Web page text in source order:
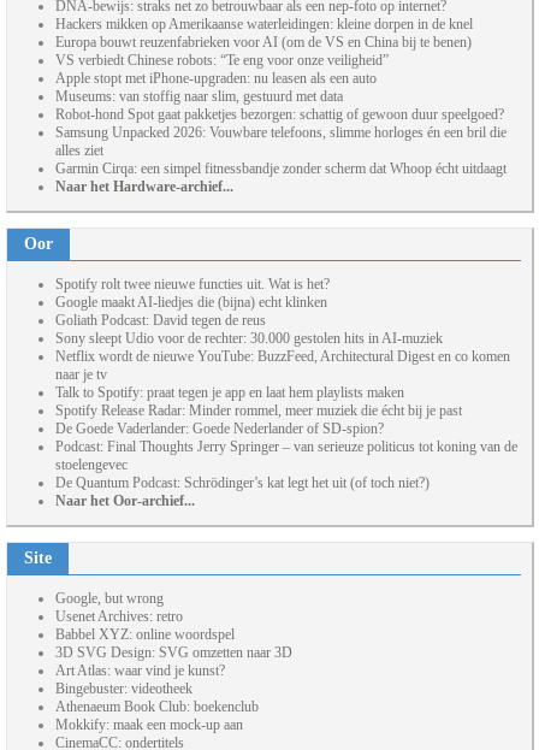
DNA-bewijs: straks net zo betrouwbaar als een nep-foto op internet?
Hackers mikken op Amerikaanse waterleidingen: kleine dorpen in de knel
Europa bouwt reuzenfabrieken voor AI (om de VS en China bij te benen)
VS verbiedt Chinese robots: “Te eng voor onze veiligheid”
Apple stopt met iPhone-upgraden: nu leasen als een auto
Museums: van stoffig naar slim, gestuurd met data
Robot-hond Spot gaat pakketjes bezorgen: schattig of gewoon duur speelgoed?
Samsung Unpacked 2026: Vouwbare telefoons, slimme horloges én een bril die
alles ziet
Garmin Cirqa: een simpel fitnessbandje zonder scherm dat Whoop écht uitdaagt
Naar het Hardware-archief...
Oor
Spotify rolt twee nieuwe functies uit. Wat is het?
Google maakt AI-liedjes die (bijna) echt klinken
Goliath Podcast: David tegen de reus
Sony sleept Udio voor de rechter: 30.000 gestolen hits in AI-muziek
Netflix wordt de nieuwe YouTube: BuzzFeed, Architectural Digest en co komen
naar je tv
Talk to Spotify: praat tegen je app en laat hem playlists maken
Spotify Release Radar: Minder rommel, meer muziek die écht bij je past
De Goede Vaderlander: Goede Nederlander of SD-spion?
Podcast: Final Thoughts Jerry Springer – van serieuze politicus tot koning van de
stoelengevec
De Quantum Podcast: Schrödinger’s kat legt het uit (of toch niet?)
Naar het Oor-archief...
Site
Google, but wrong
Usenet Archives: retro
Babbel XYZ: online woordspel
3D SVG Design: SVG omzetten naar 3D
Art Atlas: waar vind je kunst?
Bingebuster: videotheek
Athenaeum Book Club: boekenclub
Mokkify: maak een mock-up aan
CinemaCC: ondertitels